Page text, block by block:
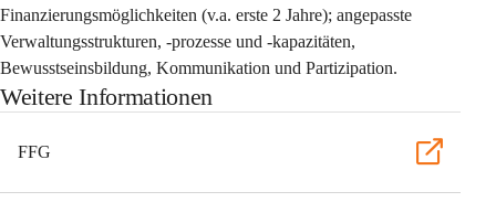
Finanzierungsmöglichkeiten (v.a. erste 2 Jahre); angepasste
Verwaltungsstrukturen, -prozesse und -kapazitäten,
Bewusstseinsbildung, Kommunikation und Partizipation.
Weitere Informationen
FFG